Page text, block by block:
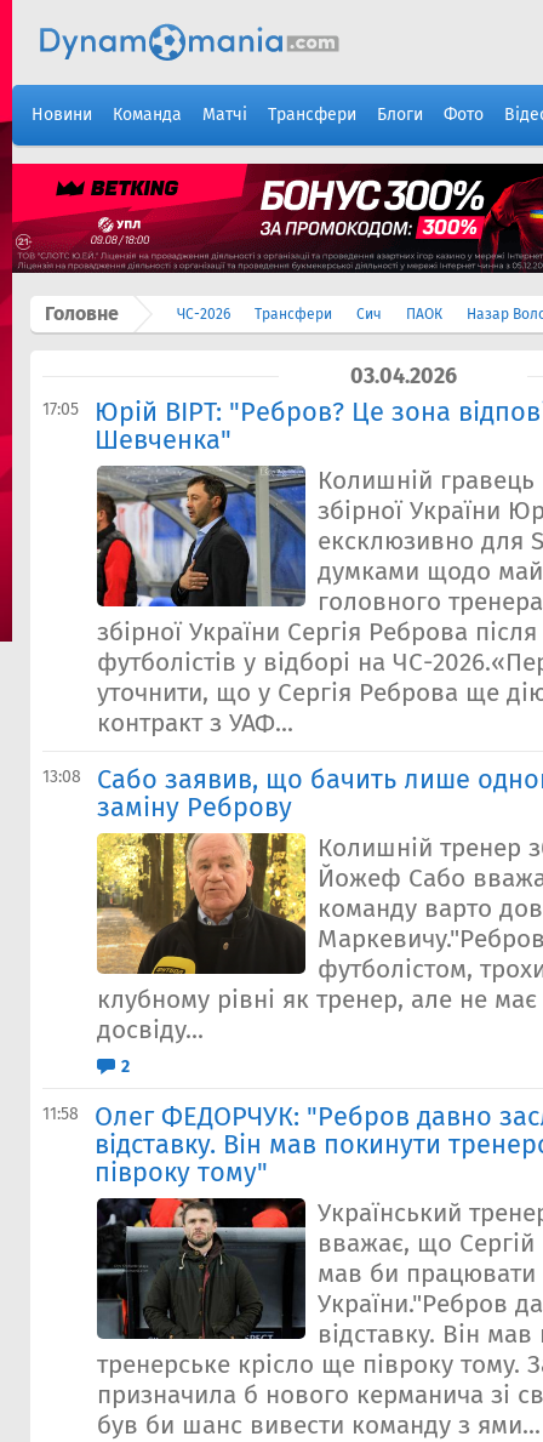
Новини Команда Матчі Трансфери Блоги Фото
Головне ЧС-2026 Трансфери Сич ПАОК Назар
03.04.2026
17:05
Юрій ВІРТ: "Ребров? Це зона
Шевченка"
Колишній гравець
збірної України
ексклюзивно для
думками щодо
головного
збірної України Сергія Реброва
футболістів у відборі на ЧС-
уточнити, що у Сергія Реброва ще
контракт з УАФ...
13:08
Сабо заявив, що бачить лише
заміну Реброву
Колишній тренер
Йожеф Сабо
команду варто
футболістом,
клубному рівні як тренер, але не
досвіду...
2
11:58
Олег ФЕДОРЧУК: "Ребров давно
відставку. Він мав покинути
півроку тому"
Український
вважає, що
мав би працювати
України."Ребров
відставку. Він
тренерське крісло ще півроку тому.
призначила б нового керманича зі
був би шанс вивести команду з ями...